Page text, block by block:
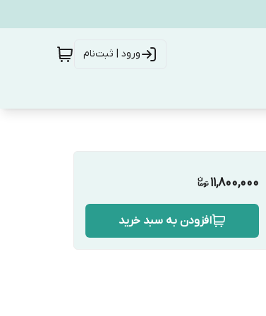
ورود | ثبت‌نام
11,800,000
افزودن به سبد خرید